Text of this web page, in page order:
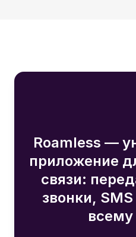
Roamless —
приложение
связи:
звонки,